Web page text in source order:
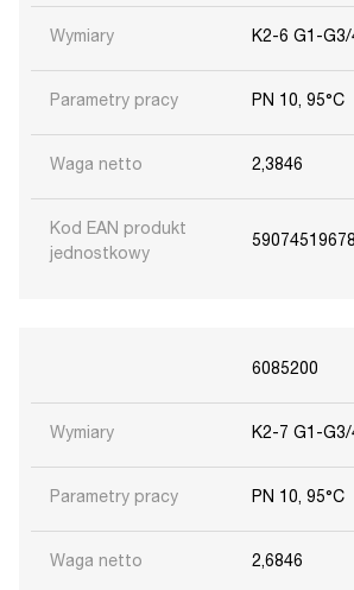
Wymiary K2-6 G1-G3/
Parametry pracy PN 10, 95°C
Waga netto 2,3846
Kod EAN produkt
jednostkowy
6085200
Wymiary K2-7 G1-G3/
Parametry pracy PN 10, 95°C
Waga netto 2,6846